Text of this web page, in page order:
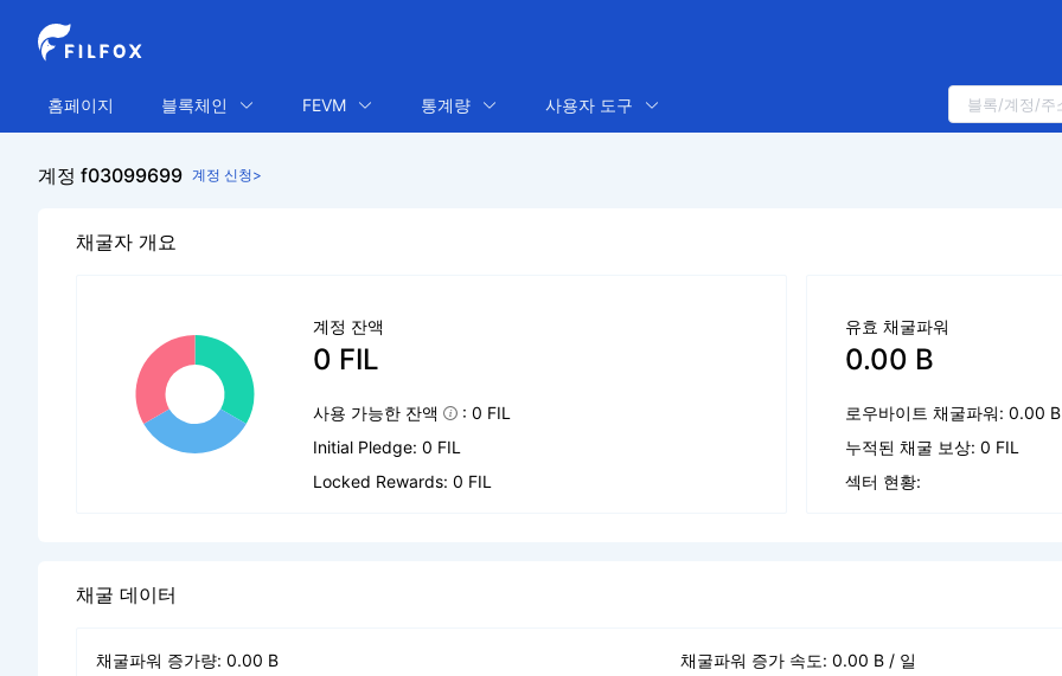
홈페이지 블록체인 FEVM 통계량 사용자 도구
계정 f03099699 계정 신청>
채굴자 개요
계정 잔액
0 FIL
사용 가능한 잔액
: 0 FIL
Initial Pledge: 0 FIL
Locked Rewards: 0 FIL
유효 채굴파워
0.00 B
로우바이트 채굴파워: 0.00 B
누적된 채굴 보상: 0 FIL
섹터 현황:
채굴 데이터
채굴파워 증가량: 0.00 B 채굴파워 증가 속도: 0.00 B / 일